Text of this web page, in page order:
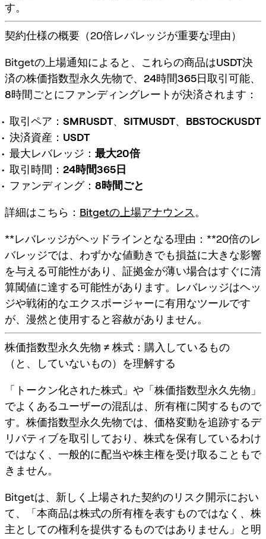
す。
契約仕様の概要（20倍レバレッジが重要な理由）
Bitgetの上場通知によると、これらの商品はUSDT決
済の株価指数型永久先物で、 24時間365日取引可能、
8時間ごとにファンディングレートが決済されます：
取引ペア： SMRUSDT、 SITMUSDT、 BBSTOCKUSDT
決済資産： USDT
最大レバレッジ： 最大20倍
取引時間： 24時間365日
ファンディング： 8時間ごと
詳細はこちら： Bitgetの上場アナウンス 。
**レバレッジがヘッドラインとなる理由：**20倍のレ
バレッジでは、わずかな値動きでも損益に大きな影響
を与える可能性があり、証拠金が薄い場合はすぐに清
算閾値に達する可能性があります。レバレッジはヘッ
ジや戦術的なエクスポージャーに有用なツールです
が、漫然と使用すると容赦がありません。
株価指数型永久先物 ≠ 株式：購入しているもの
（と、していないもの）を理解する
「トークン化された株式」や「株価指数型永久先物」
でよくあるユーザーの混乱は、 所有権に関するもので
す。株価指数型永久先物では、価格変動を追跡するデ
リバティブを取引しており、 株式を保有しているわけ
ではなく 、一般的に配当や株主権を受け取ることもで
きません。
Bitgetは、新しく上場された契約のリスク開示におい
て、「本商品は株式の所有権を表すものではなく、株
主としての権利を提供するものではありません」と明